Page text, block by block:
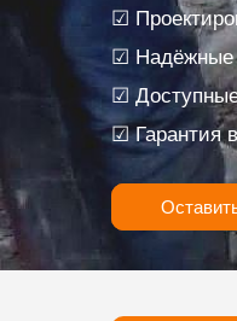
☑
☑ Надёжные
☑
☑ Гарантия